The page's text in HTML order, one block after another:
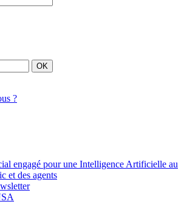
OK
?
engagé pour une Intelligence Artificielle au
et des agents